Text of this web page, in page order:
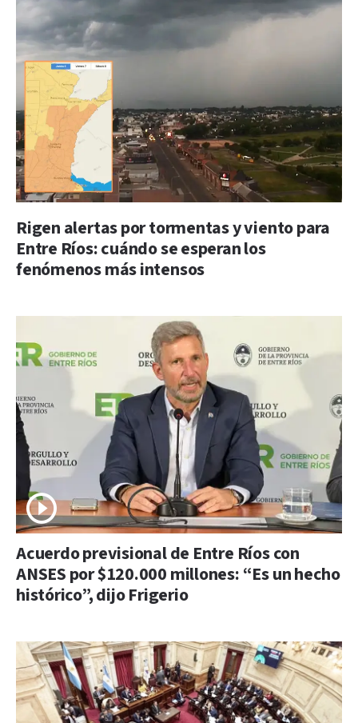
Rigen alertas por tormentas y viento para
Entre Ríos: cuándo se esperan los
fenómenos más intensos
Acuerdo previsional de Entre Ríos con
ANSES por $120.000 millones: “Es un hecho
histórico”, dijo Frigerio